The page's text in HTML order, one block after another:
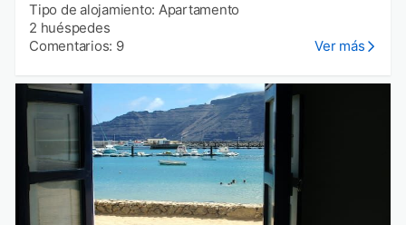
Tipo de alojamiento: Apartamento
2 huéspedes
Comentarios: 9
Ver más